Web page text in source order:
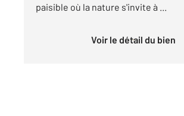
paisible où la nature s'invite à ...
Voir le détail du bien